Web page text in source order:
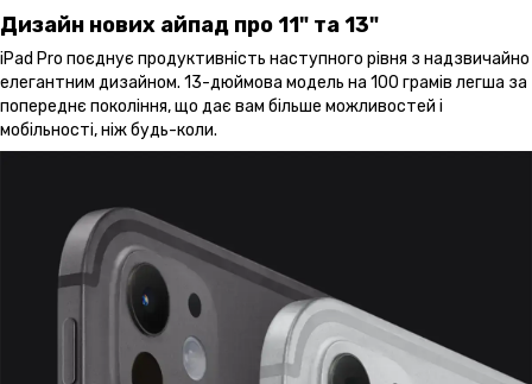
Дизайн нових айпад про 11" та 13"
iPad Pro поєднує продуктивність наступного рівня з надзвичайно
елегантним дизайном. 13-дюймова модель на 100 грамів легша за
попереднє покоління, що дає вам більше можливостей і
мобільності, ніж будь-коли.